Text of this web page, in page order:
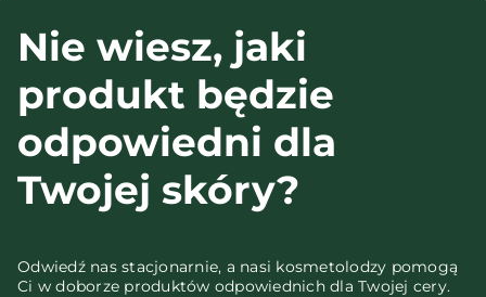
Nie wiesz, jaki
produkt będzie
odpowiedni dla
Twojej skóry?
Odwiedź nas stacjonarnie, a nasi kosmetolodzy pomogą
Ci w doborze produktów odpowiednich dla Twojej cery.